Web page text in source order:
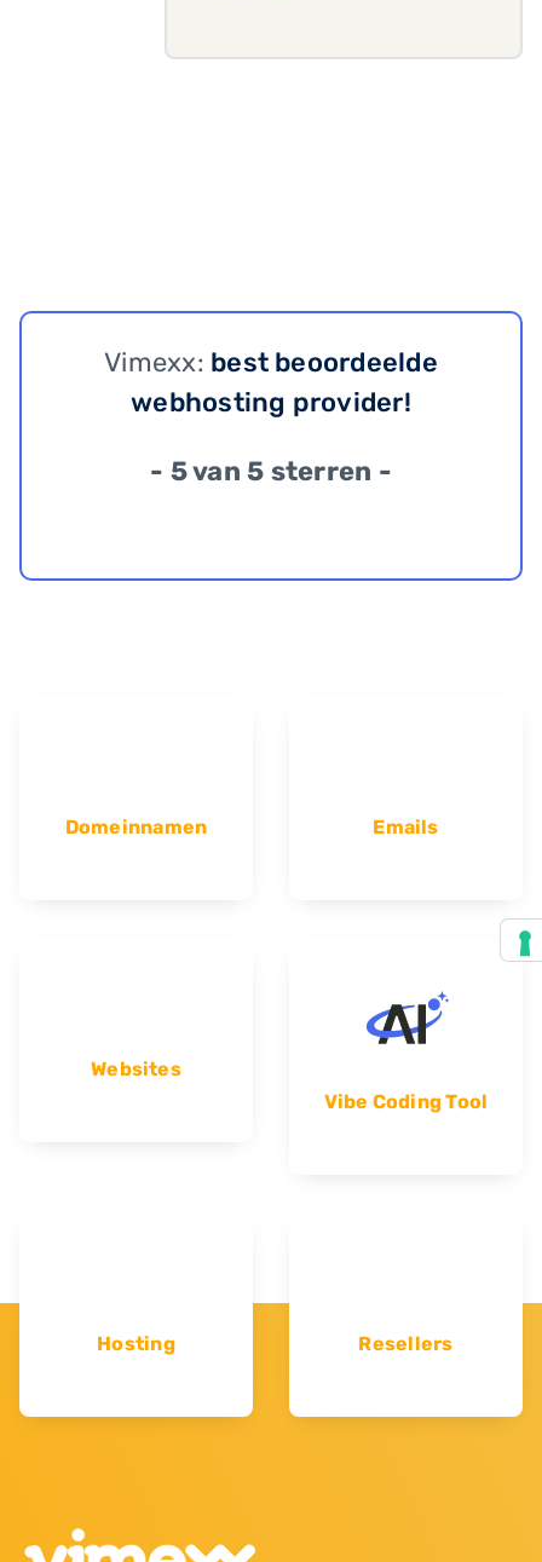
Vimexx: best beoordeelde
webhosting provider!
- 5 van 5 sterren -
Domeinnamen Emails
Websites
Vibe Coding Tool
Hosting Resellers